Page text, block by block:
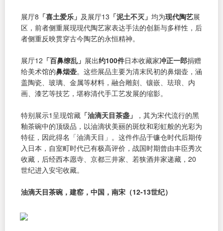
展厅8 「喜土爱乐」 及展厅13 「泥土不灭」 均为现代陶艺展
区，前者侧重展现现代陶艺家表达手法的创新与多样性，后
者侧重反映贯穿古今陶艺的永恒精神。
展厅12 「百鼻缭乱」 展出约100件日本收藏家冲正一郎捐赠
给美术馆的鼻烟壶。这些展品主要为清末民初的鼻烟壶，涵
盖陶瓷、玻璃、金属等材料，融合雕刻、镶嵌、珐琅、内
画、漆艺等技艺，堪称清代手工艺发展的缩影。
特别展示1呈现馆藏 「油滴天目茶盏」
，其为宋代流行的黑
釉茶碗中的顶级品，以油滴状美丽的斑纹和彩虹般的光彩为
特征，因此得名「油滴天目」。这件作品于镰仓时代后期传
入日本，自室町时代已有极高评价，战国时期曾由丰臣秀次
收藏，后经西本愿寺、京都三井家、若狭酒井家递藏，20
世纪进入安宅收藏。
油滴天目茶碗，建窑，中国，南宋（12-13世纪）